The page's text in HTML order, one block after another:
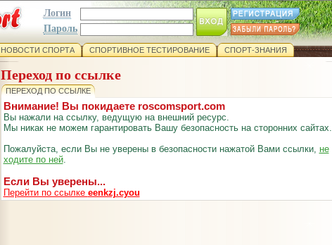
Логин
Пароль
НОВОСТИ СПОРТА СПОРТИВНОЕ ТЕСТИРОВАНИЕ СПОРТ-ЗНАНИЯ
Переход по ссылке
ПЕРЕХОД ПО ССЫЛКЕ
Внимание! Вы покидаете roscomsport.com
Вы нажали на ссылку, ведущую на внешний ресурс.
Мы никак не можем гарантировать Вашу безопасность на сторонних сайтах.
Пожалуйста, если Вы не уверены в безопасности нажатой Вами ссылки, не
ходите по ней.
Если Вы уверены...
Перейти по ссылке eenkzj.cyou